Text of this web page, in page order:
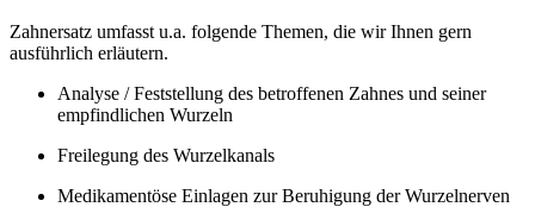
Zahnersatz umfasst u.a. folgende Themen, die wir Ihnen gern
ausführlich erläutern.
Analyse / Feststellung des betroffenen Zahnes und seiner
empfindlichen Wurzeln
Freilegung des Wurzelkanals
Medikamentöse Einlagen zur Beruhigung der Wurzelnerven